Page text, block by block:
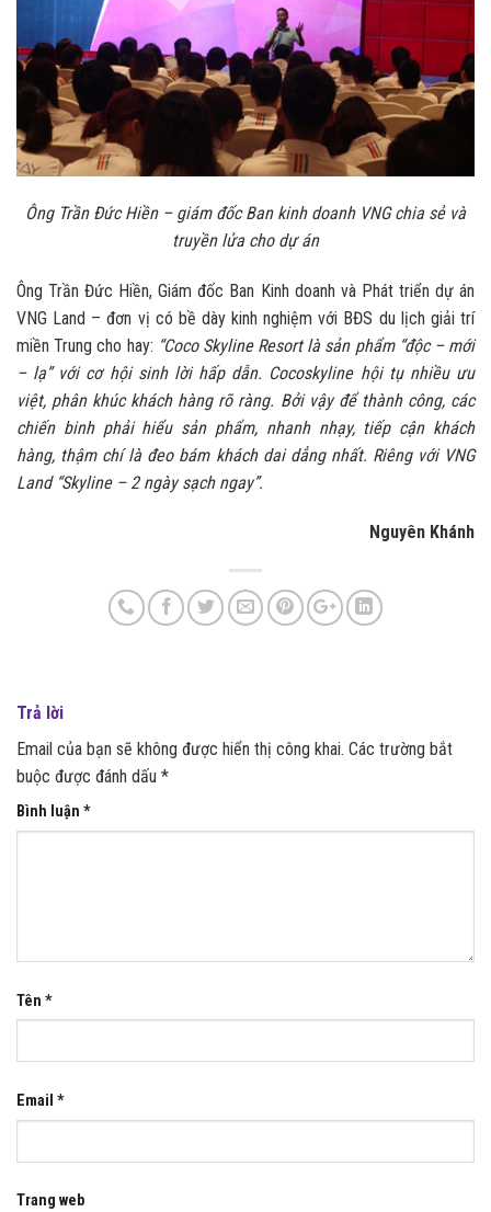
Ông Trần Đức Hiền – giám đốc Ban kinh doanh VNG chia sẻ và
truyền lửa cho dự án
Ông Trần Đức Hiền, Giám đốc Ban Kinh doanh và Phát triển dự án
VNG Land – đơn vị có bề dày kinh nghiệm với BĐS du lịch giải trí
miền Trung cho hay: “Coco Skyline Resort là sản phẩm “độc – mới
– lạ” với cơ hội sinh lời hấp dẫn. Cocoskyline hội tụ nhiều ưu
việt, phân khúc khách hàng rõ ràng. Bởi vậy để thành công, các
chiến binh phải hiểu sản phẩm, nhanh nhạy, tiếp cận khách
hàng, thậm chí là đeo bám khách dai dẳng nhất. Riêng với VNG
Land “Skyline – 2 ngày sạch ngay”.
Nguyên Khánh
Trả lời
Email của bạn sẽ không được hiển thị công khai. Các trường bắt
buộc được đánh dấu *
Bình luận *
Tên *
Email *
Trang web